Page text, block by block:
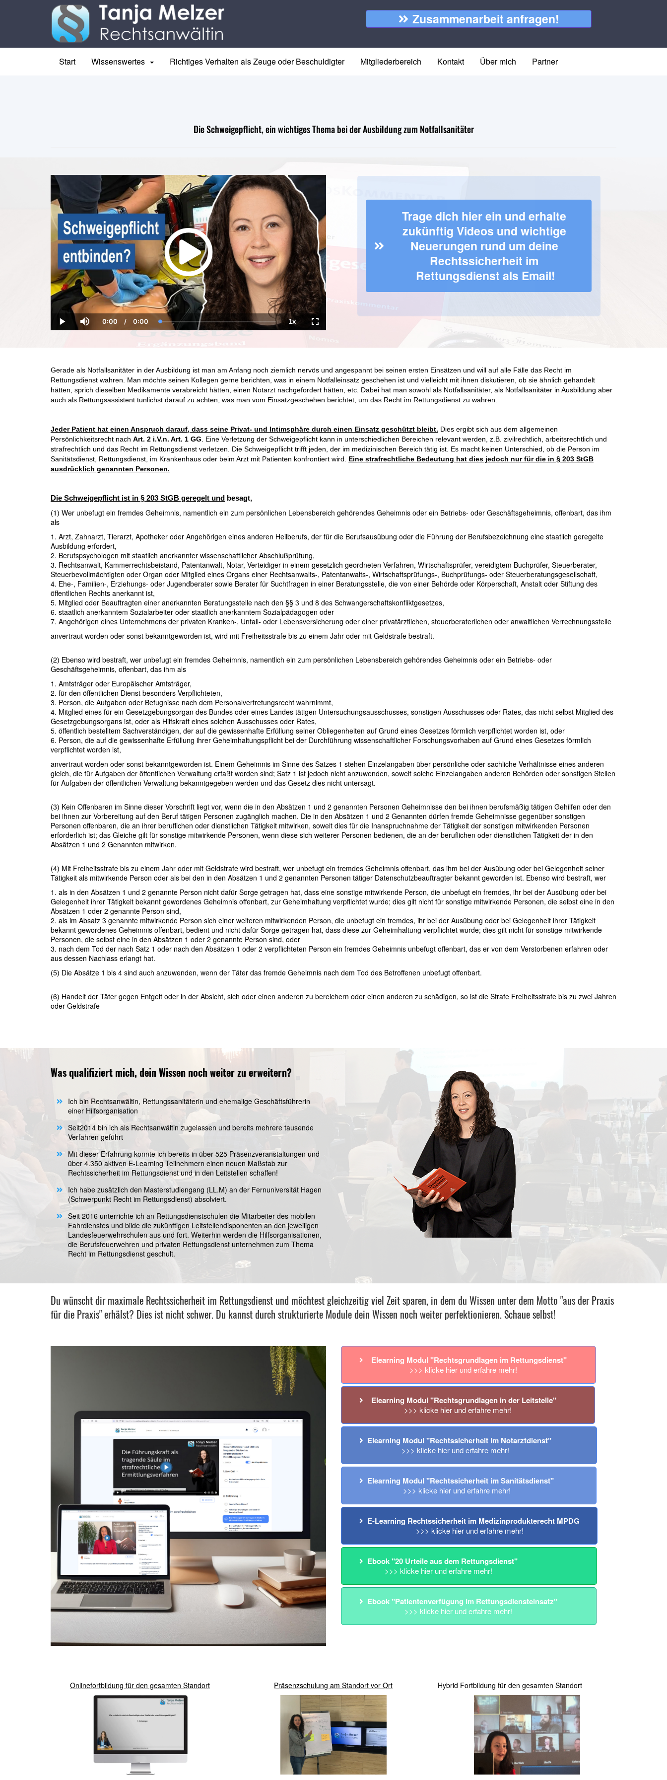
Zusammenarbeit anfragen!
Start Wissenswertes Richtiges Verhalten als Zeuge oder Beschuldigter Mitgliederbereich Kontakt Über mich Partner
Die Schweigepflicht, ein wichtiges Thema bei der Ausbildung zum Notfallsanitäter
Play Mute
Current
Time
0:00 / Duration
0:00 Loaded:
0.00%
1xPlayback
Rate
Fullscreen
Trage dich hier ein und erhalte
zukünftig Videos und wichtige
Neuerungen rund um deine
Rechtssicherheit im
Rettungsdienst als Email!
Gerade als Notfallsanitäter in der Ausbildung ist man am Anfang noch ziemlich nervös und angespannt bei seinen ersten Einsätzen und will auf alle Fälle das Recht im
Rettungsdienst wahren. Man möchte seinen Kollegen gerne berichten, was in einem Notfalleinsatz geschehen ist und vielleicht mit ihnen diskutieren, ob sie ähnlich gehandelt
hätten, sprich dieselben Medikamente verabreicht hätten, einen Notarzt nachgefordert hätten, etc. Dabei hat man sowohl als Notfallsanitäter, als Notfallsanitäter in Ausbildung aber
auch als Rettungsassistent tunlichst darauf zu achten, was man vom Einsatzgeschehen berichtet, um das Recht im Rettungsdienst zu wahren.
Jeder Patient hat einen Anspruch darauf, dass seine Privat- und Intimsphäre durch einen Einsatz geschützt bleibt. Dies ergibt sich aus dem allgemeinen
Persönlichkeitsrecht nach Art. 2 i.V.n. Art. 1 GG . Eine Verletzung der Schweigepflicht kann in unterschiedlichen Bereichen relevant werden, z.B. zivilrechtlich, arbeitsrechtlich und
strafrechtlich und das Recht im Rettungsdienst verletzen. Die Schweigepflicht trifft jeden, der im medizinischen Bereich tätig ist. Es macht keinen Unterschied, ob die Person im
Sanitätsdienst, Rettungsdienst, im Krankenhaus oder beim Arzt mit Patienten konfrontiert wird. Eine strafrechtliche Bedeutung hat dies jedoch nur für die in § 203 StGB
ausdrücklich genannten Personen.
Die Schweigepflicht ist in § 203 StGB geregelt und besagt,
(1) Wer unbefugt ein fremdes Geheimnis, namentlich ein zum persönlichen Lebensbereich gehörendes Geheimnis oder ein Betriebs- oder Geschäftsgeheimnis, offenbart, das ihm
als
1. Arzt, Zahnarzt, Tierarzt, Apotheker oder Angehörigen eines anderen Heilberufs, der für die Berufsausübung oder die Führung der Berufsbezeichnung eine staatlich geregelte
Ausbildung erfordert,
2. Berufspsychologen mit staatlich anerkannter wissenschaftlicher Abschlußprüfung,
3. Rechtsanwalt, Kammerrechtsbeistand, Patentanwalt, Notar, Verteidiger in einem gesetzlich geordneten Verfahren, Wirtschaftsprüfer, vereidigtem Buchprüfer, Steuerberater,
Steuerbevollmächtigten oder Organ oder Mitglied eines Organs einer Rechtsanwalts-, Patentanwalts-, Wirtschaftsprüfungs-, Buchprüfungs- oder Steuerberatungsgesellschaft,
4. Ehe-, Familien-, Erziehungs- oder Jugendberater sowie Berater für Suchtfragen in einer Beratungsstelle, die von einer Behörde oder Körperschaft, Anstalt oder Stiftung des
öffentlichen Rechts anerkannt ist,
5. Mitglied oder Beauftragten einer anerkannten Beratungsstelle nach den §§ 3 und 8 des Schwangerschaftskonfliktgesetzes,
6. staatlich anerkanntem Sozialarbeiter oder staatlich anerkanntem Sozialpädagogen oder
7. Angehörigen eines Unternehmens der privaten Kranken-, Unfall- oder Lebensversicherung oder einer privatärztlichen, steuerberaterlichen oder anwaltlichen Verrechnungsstelle
anvertraut worden oder sonst bekanntgeworden ist, wird mit Freiheitsstrafe bis zu einem Jahr oder mit Geldstrafe bestraft.
(2) Ebenso wird bestraft, wer unbefugt ein fremdes Geheimnis, namentlich ein zum persönlichen Lebensbereich gehörendes Geheimnis oder ein Betriebs- oder
Geschäftsgeheimnis, offenbart, das ihm als
1. Amtsträger oder Europäischer Amtsträger,
2. für den öffentlichen Dienst besonders Verpflichteten,
3. Person, die Aufgaben oder Befugnisse nach dem Personalvertretungsrecht wahrnimmt,
4. Mitglied eines für ein Gesetzgebungsorgan des Bundes oder eines Landes tätigen Untersuchungsausschusses, sonstigen Ausschusses oder Rates, das nicht selbst Mitglied des
Gesetzgebungsorgans ist, oder als Hilfskraft eines solchen Ausschusses oder Rates,
5. öffentlich bestelltem Sachverständigen, der auf die gewissenhafte Erfüllung seiner Obliegenheiten auf Grund eines Gesetzes förmlich verpflichtet worden ist, oder
6. Person, die auf die gewissenhafte Erfüllung ihrer Geheimhaltungspflicht bei der Durchführung wissenschaftlicher Forschungsvorhaben auf Grund eines Gesetzes förmlich
verpflichtet worden ist,
anvertraut worden oder sonst bekanntgeworden ist. Einem Geheimnis im Sinne des Satzes 1 stehen Einzelangaben über persönliche oder sachliche Verhältnisse eines anderen
gleich, die für Aufgaben der öffentlichen Verwaltung erfaßt worden sind; Satz 1 ist jedoch nicht anzuwenden, soweit solche Einzelangaben anderen Behörden oder sonstigen Stellen
für Aufgaben der öffentlichen Verwaltung bekanntgegeben werden und das Gesetz dies nicht untersagt.
(3) Kein Offenbaren im Sinne dieser Vorschrift liegt vor, wenn die in den Absätzen 1 und 2 genannten Personen Geheimnisse den bei ihnen berufsmäßig tätigen Gehilfen oder den
bei ihnen zur Vorbereitung auf den Beruf tätigen Personen zugänglich machen. Die in den Absätzen 1 und 2 Genannten dürfen fremde Geheimnisse gegenüber sonstigen
Personen offenbaren, die an ihrer beruflichen oder dienstlichen Tätigkeit mitwirken, soweit dies für die Inanspruchnahme der Tätigkeit der sonstigen mitwirkenden Personen
erforderlich ist; das Gleiche gilt für sonstige mitwirkende Personen, wenn diese sich weiterer Personen bedienen, die an der beruflichen oder dienstlichen Tätigkeit der in den
Absätzen 1 und 2 Genannten mitwirken.
(4) Mit Freiheitsstrafe bis zu einem Jahr oder mit Geldstrafe wird bestraft, wer unbefugt ein fremdes Geheimnis offenbart, das ihm bei der Ausübung oder bei Gelegenheit seiner
Tätigkeit als mitwirkende Person oder als bei den in den Absätzen 1 und 2 genannten Personen tätiger Datenschutzbeauftragter bekannt geworden ist. Ebenso wird bestraft, wer
1. als in den Absätzen 1 und 2 genannte Person nicht dafür Sorge getragen hat, dass eine sonstige mitwirkende Person, die unbefugt ein fremdes, ihr bei der Ausübung oder bei
Gelegenheit ihrer Tätigkeit bekannt gewordenes Geheimnis offenbart, zur Geheimhaltung verpflichtet wurde; dies gilt nicht für sonstige mitwirkende Personen, die selbst eine in den
Absätzen 1 oder 2 genannte Person sind,
2. als im Absatz 3 genannte mitwirkende Person sich einer weiteren mitwirkenden Person, die unbefugt ein fremdes, ihr bei der Ausübung oder bei Gelegenheit ihrer Tätigkeit
bekannt gewordenes Geheimnis offenbart, bedient und nicht dafür Sorge getragen hat, dass diese zur Geheimhaltung verpflichtet wurde; dies gilt nicht für sonstige mitwirkende
Personen, die selbst eine in den Absätzen 1 oder 2 genannte Person sind, oder
3. nach dem Tod der nach Satz 1 oder nach den Absätzen 1 oder 2 verpflichteten Person ein fremdes Geheimnis unbefugt offenbart, das er von dem Verstorbenen erfahren oder
aus dessen Nachlass erlangt hat.
(5) Die Absätze 1 bis 4 sind auch anzuwenden, wenn der Täter das fremde Geheimnis nach dem Tod des Betroffenen unbefugt offenbart.
(6) Handelt der Täter gegen Entgelt oder in der Absicht, sich oder einen anderen zu bereichern oder einen anderen zu schädigen, so ist die Strafe Freiheitsstrafe bis zu zwei Jahren
oder Geldstrafe
Was qualifiziert mich, dein Wissen noch weiter zu erweitern?
Ich bin Rechtsanwältin, Rettungssanitäterin und ehemalige Geschäftsführerin
einer Hilfsorganisation
Seit2014 bin ich als Rechtsanwältin zugelassen und bereits mehrere tausende
Verfahren geführt
Mit dieser Erfahrung konnte ich bereits in über 525 Präsenzveranstaltungen und
über 4.350 aktiven E-Learning Teilnehmern einen neuen Maßstab zur
Rechtssicherheit im Rettungsdienst und in den Leitstellen schaffen!
Ich habe zusätzlich den Masterstudiengang (LL.M) an der Fernuniversität Hagen
(Schwerpunkt Recht im Rettungsdienst) absolviert.
Seit 2016 unterrichte ich an Rettungsdienstschulen die Mitarbeiter des mobilen
Fahrdienstes und bilde die zukünftigen Leitstellendisponenten an den jeweiligen
Landesfeuerwehrschulen aus und fort. Weiterhin werden die Hilfsorganisationen,
die Berufsfeuerwehren und privaten Rettungsdienst unternehmen zum Thema
Recht im Rettungsdienst geschult.
Du wünscht dir maximale Rechtssicherheit im Rettungsdienst und möchtest gleichzeitig viel Zeit sparen, in dem du Wissen unter dem Motto "aus der Praxis
für die Praxis" erhälst? Dies ist nicht schwer. Du kannst durch strukturierte Module dein Wissen noch weiter perfektionieren. Schaue selbst!
  Elearning Modul "Rechtsgrundlagen im Rettungsdienst"
>>> klicke hier und erfahre mehr!
  Elearning Modul "Rechtsgrundlagen in der Leitstelle"
>>> klicke hier und erfahre mehr!
Elearning Modul "Rechtssicherheit im Notarztdienst"
>>> klicke hier und erfahre mehr!
Elearning Modul "Rechtssicherheit im Sanitätsdienst"
>>> klicke hier und erfahre mehr!
E-Learning Rechtssicherheit im Medizinprodukterecht MPDG
>>> klicke hier und erfahre mehr!
Ebook "20 Urteile aus dem Rettungsdienst"
>>> klicke hier und erfahre mehr!
Ebook "Patientenverfügung im Rettungsdiensteinsatz"
>>> klicke hier und erfahre mehr!
Onlinefortbildung für den gesamten Standort Präsenzschulung am Standort vor Ort Hybrid Fortbildung für den gesamten Standort